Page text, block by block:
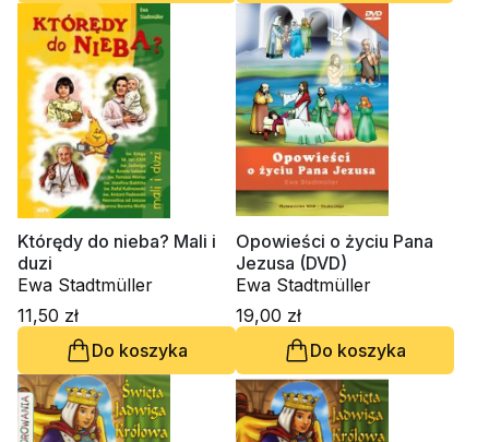
Którędy do nieba? Mali i
duzi
Ewa Stadtmüller
11,50 zł
Do koszyka
Opowieści o życiu Pana
Jezusa (DVD)
Ewa Stadtmüller
19,00 zł
Do koszyka